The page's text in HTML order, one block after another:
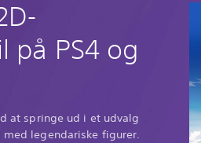
på PS4 og
at springe ud i et udvalg
legendariske figurer.